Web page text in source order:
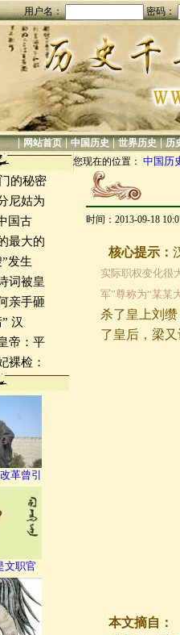
用户名： 密码：
|网站首页|中国历史|世界历史|历
您现在的位置： 中国历
的秘密
尼姑为
国古
最大的
发生
词被皇
亲手砸
汉
帝：平
裸检：
革曾引
文职官
时间：2013-09-18
核心提示：
实际职权变化很
军”尊称为“某某
杀了皇上刘
了皇后，梁
本文摘自：